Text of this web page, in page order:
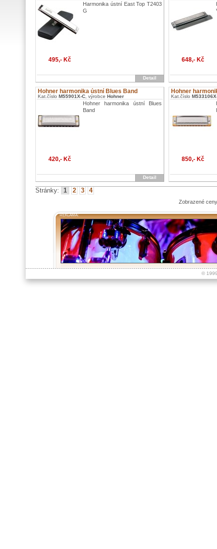
Harmonika ústní East Top T2403
G
495,- Kč
Detail
648,- Kč
Hohner harmonika ústní Blues Band
Kat.číslo M55901X-C , výrobce Hohner
Hohner harmonika ústní Blues
Band
420,- Kč
Detail
Hohner
Kat.číslo
850,- Kč
Stránky: 1 2 3 4
Zobrazené
REKLAMA:
©